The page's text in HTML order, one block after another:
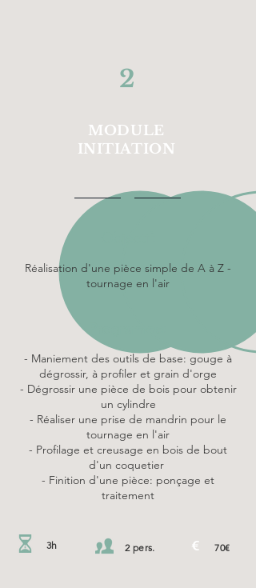
MODULE
INITIATION
2
3h 70€
- Maniement des outils de base: gouge à
dégrossir, à profiler et grain d'orge
- Dégrossir une pièce de boispour obtenir
un cylindre
- Réaliser une prise de mandrin pour le
tournage en l'air
- Profilage et creusage en bois de bout
d'un coquetier
- Finition d'une pièce: ponçage et
traitement
Réalisation d'une pièce simple de A à Z -
tournage en l'air
2 pers.